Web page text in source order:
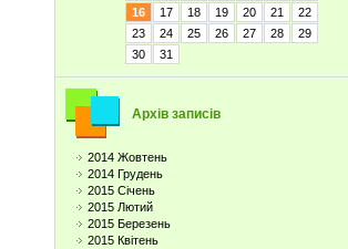
16
17 18 19 20 21
22
23
24 25 26 27 28
29
30
31
Архів записів
2014 Жовтень
2014 Грудень
2015 Січень
2015 Лютий
2015 Березень
2015 Квітень